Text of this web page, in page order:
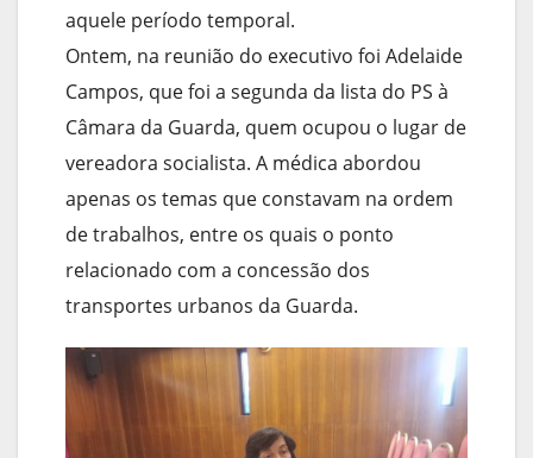
aquele período temporal.
Ontem, na reunião do executivo foi Adelaide
Campos, que foi a segunda da lista do PS à
Câmara da Guarda, quem ocupou o lugar de
vereadora socialista. A médica abordou
apenas os temas que constavam na ordem
de trabalhos, entre os quais o ponto
relacionado com a concessão dos
transportes urbanos da Guarda.